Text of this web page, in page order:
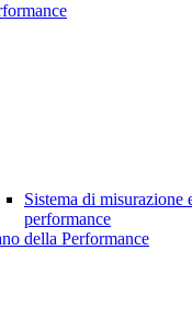
Sistema di misurazione
performance
della Performance